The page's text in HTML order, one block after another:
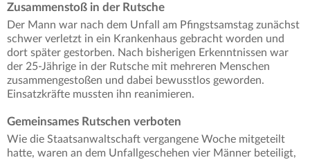
Zusammenstoß in der Rutsche
Der Mann war nach dem Unfall am Pfingstsamstag zunächst
schwer verletzt in ein Krankenhaus gebracht worden und
dort später gestorben. Nach bisherigen Erkenntnissen war
der 25-Jährige in der Rutsche mit mehreren Menschen
zusammengestoßen und dabei bewusstlos geworden.
Einsatzkräfte mussten ihn reanimieren.
Gemeinsames Rutschen verboten
Wie die Staatsanwaltschaft vergangene Woche mitgeteilt
hatte, waren an dem Unfallgeschehen vier Männer beteiligt,